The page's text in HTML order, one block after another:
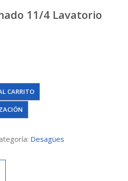
11/4 Lavatorio
CARRITO
Desagües